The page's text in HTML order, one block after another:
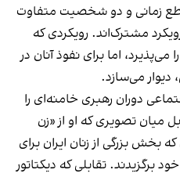
زمانی و دو شخصیت متفاوت
مشترک‌اند. رویکردی که
اما برای نفوذ آنان در
می‌سازد.
دوران رهبری خامنه‌ای را
میان تصویری که او از «زن
بخش بزرگی از زنان ایران برای
برگزیدند. تقابلی که دیکتاتور